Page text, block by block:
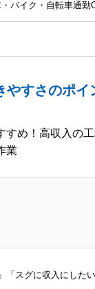
・バイク・自転車通
やすさのポイ
すめ！高収入の工
業
「スグに収入にした